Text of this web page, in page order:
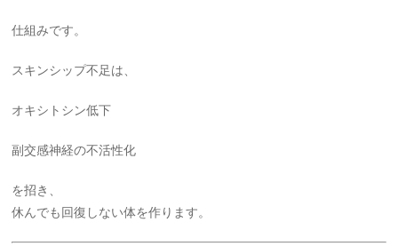
仕組みです。
スキンシップ不足は、
オキシトシン低下
副交感神経の不活性化
を招き、
休んでも回復しない体を作ります。